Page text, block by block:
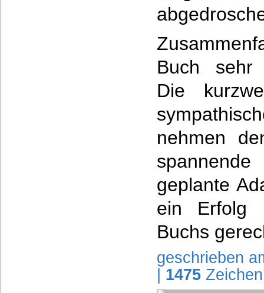
Buch sehr
Die
nehmen
geplante
ein Erfolg
Buchs
geschrieben
1475 Zeichen